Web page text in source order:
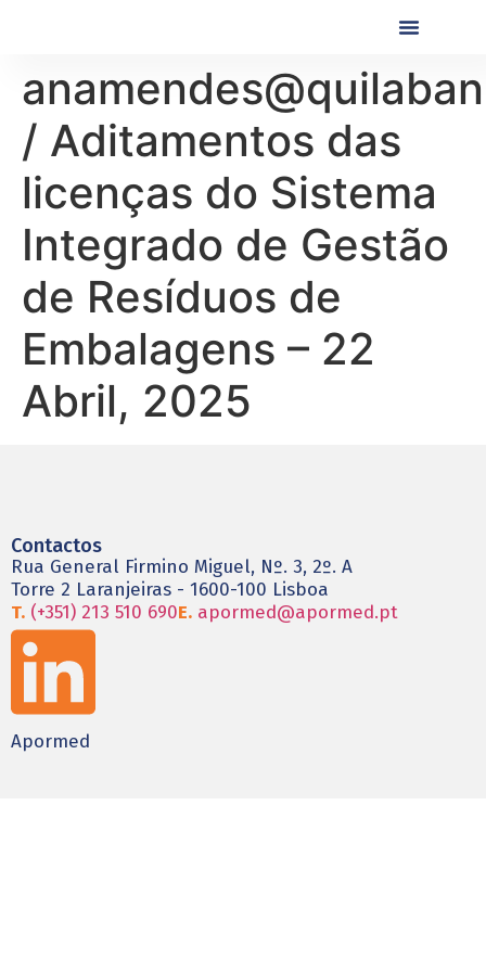
/ Aditamentos das
licenças do Sistema
Integrado de Gestão
de Resíduos de
Embalagens – 22
Abril, 2025
Contactos
Rua General Firmino Miguel, Nº. 3, 2º. A
Torre 2 Laranjeiras - 1600-100 Lisboa
T. (+351) 213 510 690E. apormed@apormed.pt
Apormed